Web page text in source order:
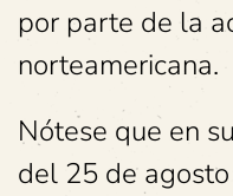
por parte de la
norteamericana.
Nótese que en
del 25 de